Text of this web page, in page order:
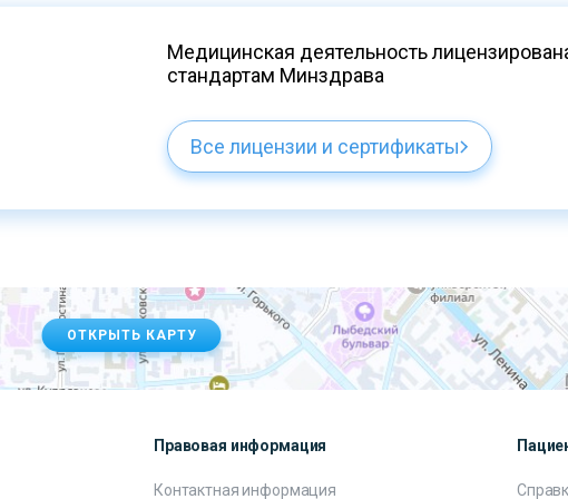
Медицинская деятельность
стандартам Минздрава
Все лицензии и сертификаты
ОТКРЫТЬ КАРТУ
Правовая информация
Контактная информация